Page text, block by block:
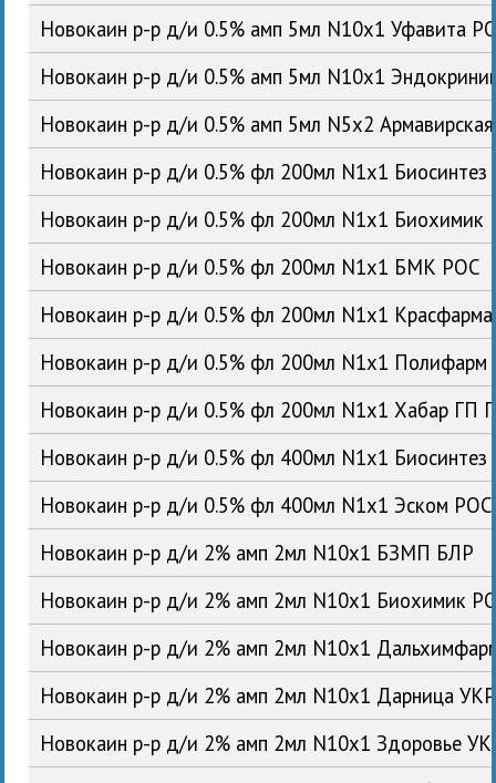
Новокаин р-р д/и 0.5% амп 5мл N10x1 Уфавита
Новокаин р-р д/и 0.5% амп 5мл N10x1
Новокаин р-р д/и 0.5% амп 5мл N5x2
Новокаин р-р д/и 0.5% фл 200мл N1x1
Новокаин р-р д/и 0.5% фл 200мл N1x1 Биохимик
Новокаин р-р д/и 0.5% фл 200мл N1x1 БМК РОС
Новокаин р-р д/и 0.5% фл 200мл N1x1
Новокаин р-р д/и 0.5% фл 200мл N1x1
Новокаин р-р д/и 0.5% фл 200мл N1x1 Хабар ГП
Новокаин р-р д/и 0.5% фл 400мл N1x1
Новокаин р-р д/и 0.5% фл 400мл N1x1 Эском РОС
Новокаин р-р д/и 2% амп 2мл N10x1 БЗМП БЛР
Новокаин р-р д/и 2% амп 2мл N10x1 Биохимик
Новокаин р-р д/и 2% амп 2мл N10x1
Новокаин р-р д/и 2% амп 2мл N10x1 Дарница УКР
Новокаин р-р д/и 2% амп 2мл N10x1 Здоровье